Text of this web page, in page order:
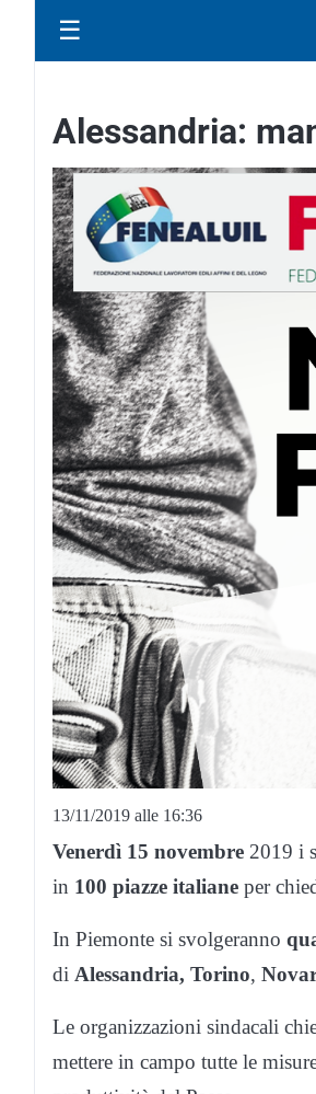
☰
Alessandria:
13/11/2019 alle 16:36
Venerdì 15 novembre 2019 i
in 100 piazze italiane per
In Piemonte si svolgeranno
di Alessandria, Torino,
Le organizzazioni sindacali
mettere in campo tutte le